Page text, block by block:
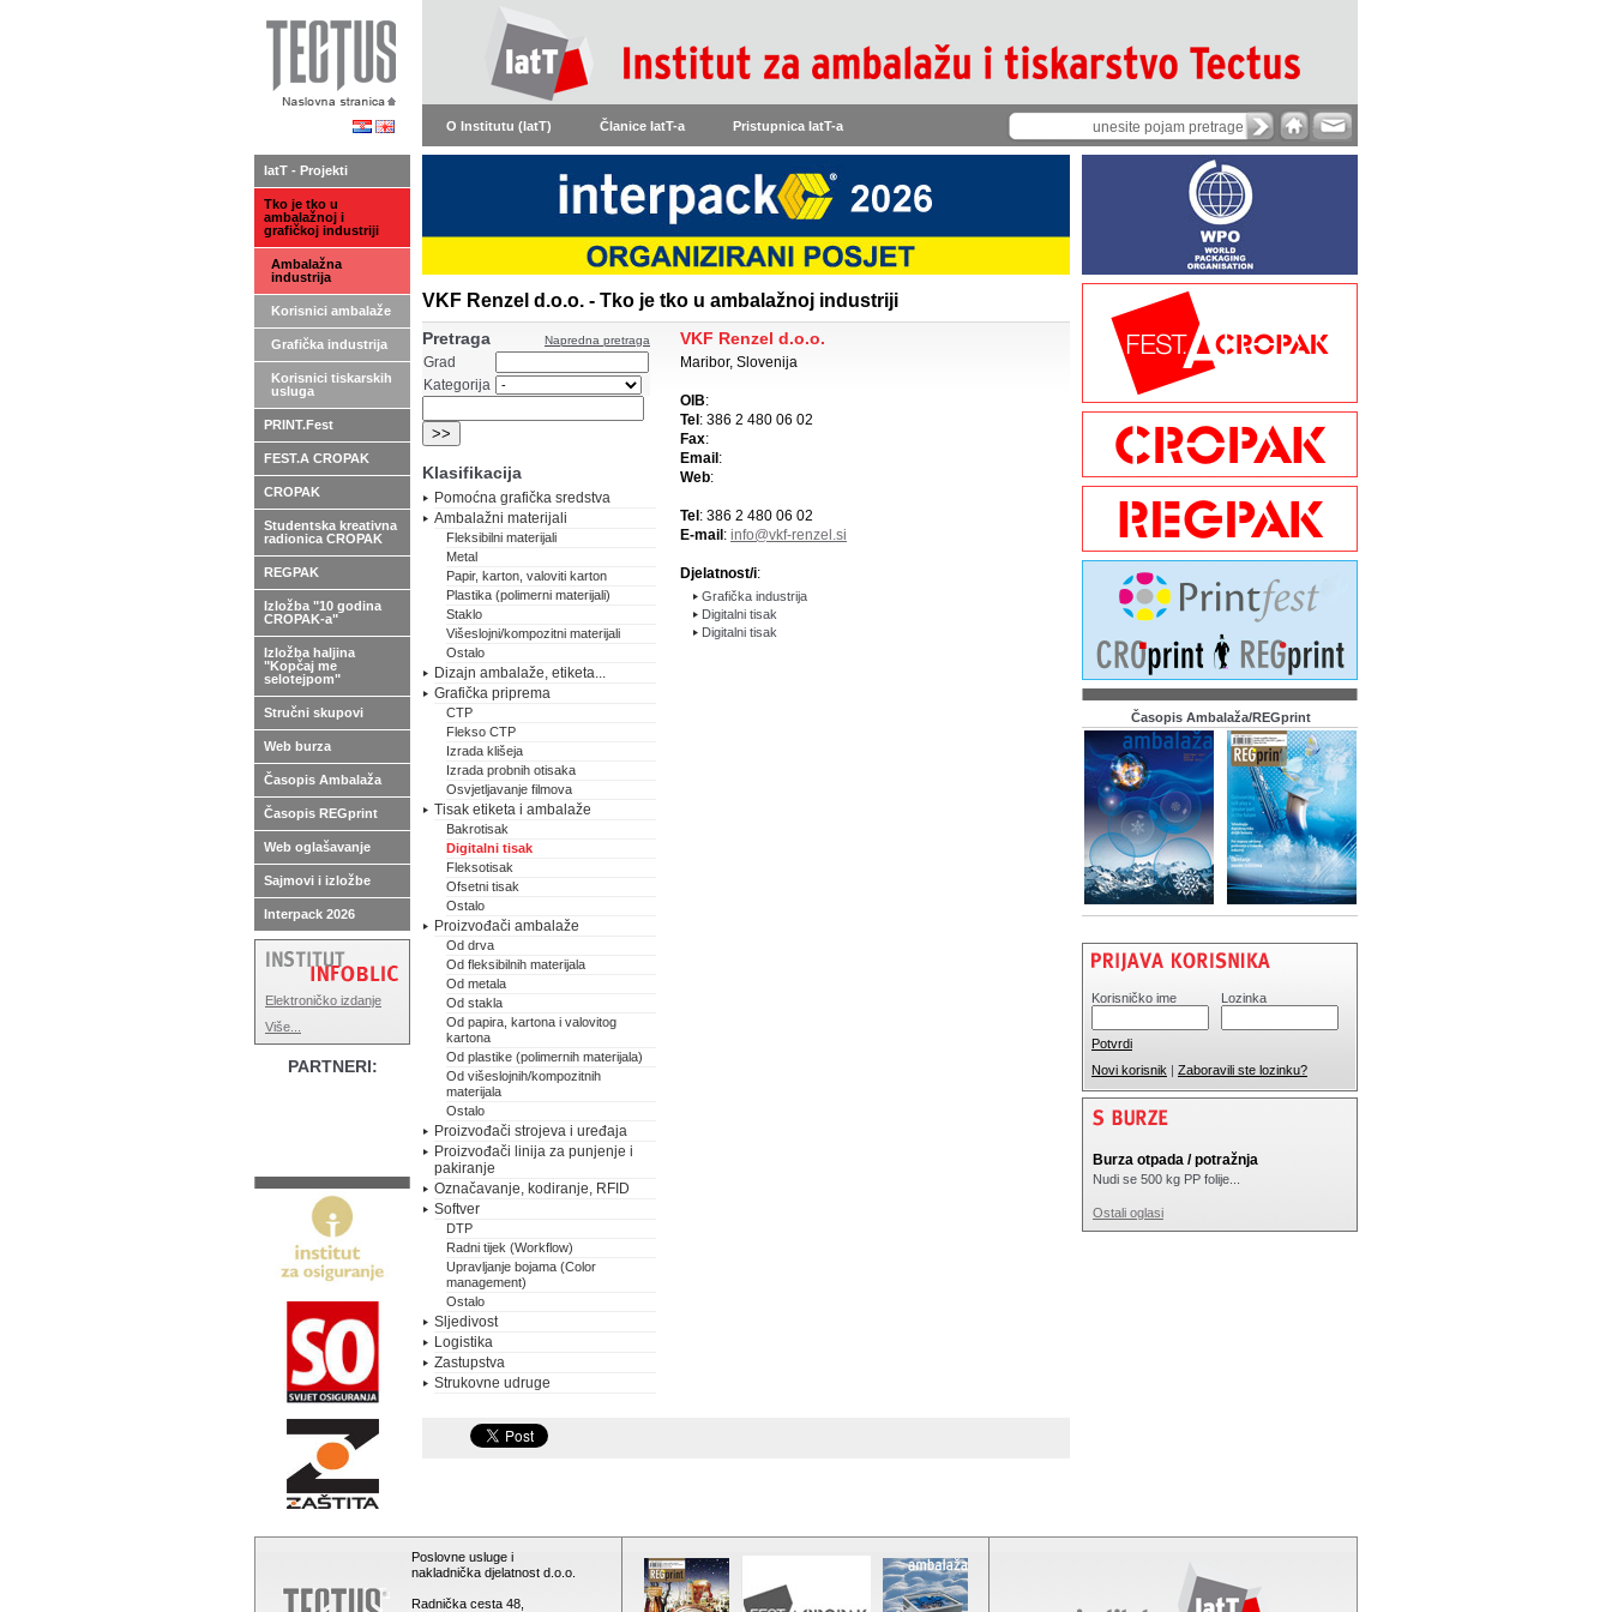
O Institutu (IatT) Članice IatT-a Pristupnica IatT-a
VKF Renzel d.o.o. - Tko je tko u ambalažnoj industriji
Napredna pretraga
Pretraga
Grad
Kategorija
Klasifikacija
Pomoćna grafička sredstva
Ambalažni materijali
Fleksibilni materijali
Metal
Papir, karton, valoviti karton
Plastika (polimerni materijali)
Staklo
Višeslojni/kompozitni materijali
Ostalo
Dizajn ambalaže, etiketa...
Grafička priprema
CTP
Flekso CTP
Izrada klišeja
Izrada probnih otisaka
Osvjetljavanje filmova
Tisak etiketa i ambalaže
Bakrotisak
Digitalni tisak
Fleksotisak
Ofsetni tisak
Ostalo
Proizvođači ambalaže
Od drva
Od fleksibilnih materijala
Od metala
Od stakla
Od papira, kartona i valovitog
kartona
Od plastike (polimernih materijala)
Od višeslojnih/kompozitnih
materijala
Ostalo
Proizvođači strojeva i uređaja
Proizvođači linija za punjenje i
pakiranje
Označavanje, kodiranje, RFID
Softver
DTP
Radni tijek (Workflow)
Upravljanje bojama (Color
management)
Ostalo
Sljedivost
Logistika
Zastupstva
Strukovne udruge
VKF Renzel d.o.o.
Maribor, Slovenija
OIB:
Tel : 386 2 480 06 02
Fax:
Email :
Web:
Tel : 386 2 480 06 02
E-mail : info@vkf-renzel.si
Djelatnost/i:
Grafička industrija
Digitalni tisak
Digitalni tisak
IatT - Projekti
Tko je tko u
ambalažnoj i
grafičkoj industriji
Ambalažna
industrija
Korisnici ambalaže
Grafička industrija
Korisnici tiskarskih
usluga
PRINT.Fest
FEST.A CROPAK
CROPAK
Studentska kreativna
radionica CROPAK
REGPAK
Izložba "10 godina
CROPAK-a"
Izložba haljina
"Kopčaj me
selotejpom"
Stručni skupovi
Web burza
Časopis Ambalaža
Časopis REGprint
Web oglašavanje
Sajmovi i izložbe
Interpack 2026
Elektroničko izdanje
Više...
PARTNERI:
Časopis Ambalaža/REGprint
Korisničko ime Lozinka
Potvrdi
Novi korisnik | Zaboravili ste lozinku?
Burza otpada / potražnja
Nudi se 500 kg PP folije...
Ostali oglasi
Poslovne usluge i
nakladnička djelatnost d.o.o.
Radnička cesta 48,